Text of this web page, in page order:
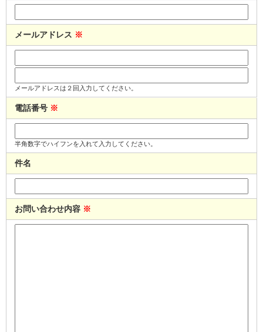
メールアドレス ※
メールアドレスは２回入力してください。
電話番号 ※
半角数字でハイフンを入れて入力してください。
件名
お問い合わせ内容 ※